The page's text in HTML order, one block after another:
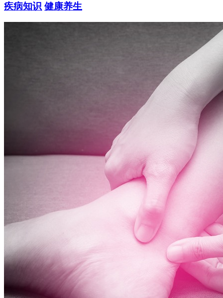
疾病知识 健康养生